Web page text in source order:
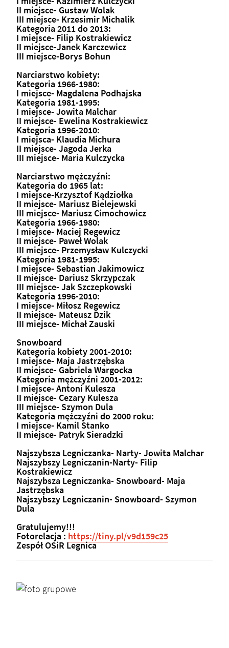
II miejsce- Gustaw Wolak
III miejsce- Krzesimir Michalik
Kategoria 2011 do 2013:
I miejsce- Filip Kostrakiewicz
II miejsce-Janek Karczewicz
III miejsce-Borys Bohun
Narciarstwo kobiety:
Kategoria 1966-1980:
I miejsce- Magdalena Podhajska
Kategoria 1981-1995:
I miejsce- Jowita Malchar
II miejsce- Ewelina Kostrakiewicz
Kategoria 1996-2010:
I miejsca- Klaudia Michura
II miejsce- Jagoda Jerka
III miejsce- Maria Kulczycka
Narciarstwo mężczyźni:
Kategoria do 1965 lat:
I miejsce-Krzysztof Kądziołka
II miejsce- Mariusz Bielejewski
III miejsce- Mariusz Cimochowicz
Kategoria 1966-1980:
I miejsce- Maciej Regewicz
II miejsce- Paweł Wolak
III miejsce- Przemysław Kulczycki
Kategoria 1981-1995:
I miejsce- Sebastian Jakimowicz
II miejsce- Dariusz Skrzypczak
III miejsce- Jak Szczepkowski
Kategoria 1996-2010:
I miejsce- Miłosz Regewicz
II miejsce- Mateusz Dzik
III miejsce- Michał Zauski
Snowboard
Kategoria kobiety 2001-2010:
I miejsce- Maja Jastrzębska
II miejsce- Gabriela Wargocka
Kategoria mężczyźni 2001-2012:
I miejsce- Antoni Kulesza
II miejsce- Cezary Kulesza
III miejsce- Szymon Dula
Kategoria mężczyźni do 2000 roku:
I miejsce- Kamil Stanko
II miejsce- Patryk Sieradzki
Najszybsza Legniczanka- Narty- Jowita Malchar
Najszybszy Legniczanin-Narty- Filip
Kostrakiewicz
Najszybsza Legniczanka- Snowboard- Maja
Jastrzębska
Najszybszy Legniczanin- Snowboard- Szymon
Dula
Gratulujemy!!!
Fotorelacja : https://tiny.pl/v9d159c25
Zespół OSiR Legnica